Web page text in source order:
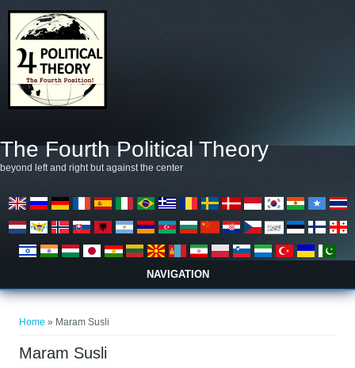
The Fourth Political Theory
beyond left and right but against the center
NAVIGATION
Home » Maram Susli
Maram Susli